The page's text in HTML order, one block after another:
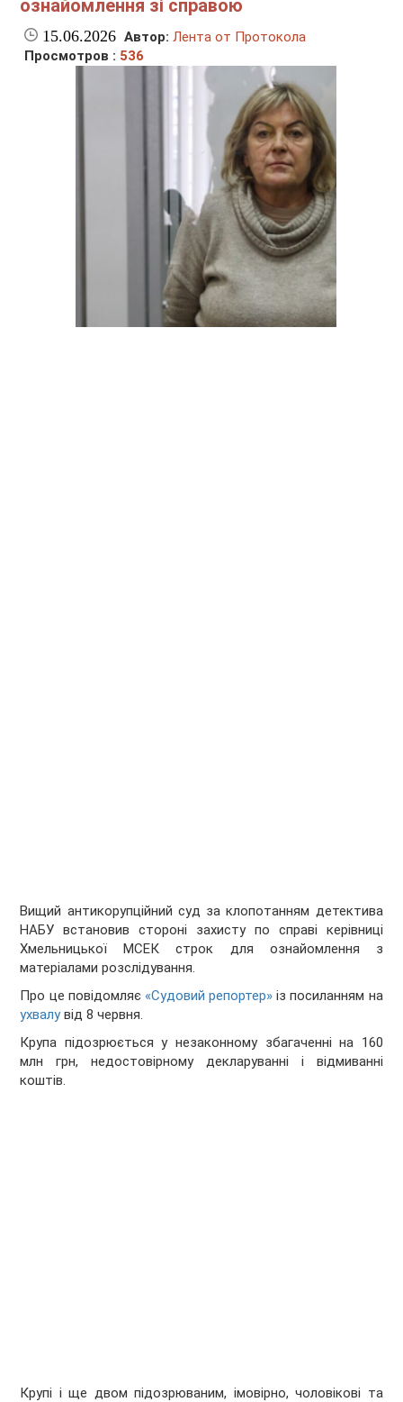
ознайомлення зі справою
15.06.2026 Автор: Лента от Протокола
Просмотров : 536
Вищий антикорупційний суд за клопотанням детектива
НАБУ встановив стороні захисту по справі керівниці
Хмельницької МСЕК строк для ознайомлення з
матеріалами розслідування.
Про це повідомляє «Судовий репортер» із посиланням на
ухвалувід 8 червня.
Крупа підозрюється у незаконному збагаченні на 160
млн грн, недостовірному декларуванні і відмиванні
коштів.
Крупі і ще двом підозрюваним, імовірно, чоловікові та